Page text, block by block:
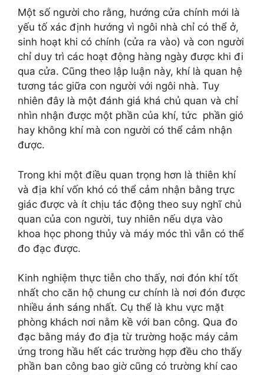
Một số người cho rằng, hướng cửa chính mới là
yếu tố xác định hướng vì ngôi nhà chỉ có thể ở,
sinh hoạt khi có chính (cửa ra vào) và con người
chỉ duy trì các hoạt động hàng ngày được khi đi
qua cửa. Cũng theo lập luận này, khí là quan hệ
tương tác giữa con người với ngôi nhà. Tuy
nhiên đây là một đánh giá khá chủ quan và chỉ
nhìn nhận được một phần của khí, tức phần gió
hay không khí mà con người có thể cảm nhận
được.
Trong khi một điều quan trọng hơn là thiên khí
và địa khí vốn khó có thể cảm nhận bằng trực
giác được và ít chịu tác động theo suy nghĩ chủ
quan của con người, tuy nhiên nếu dựa vào
khoa học phong thủy và máy móc thì vẫn có thể
đo đạc được.
Kinh nghiệm thực tiễn cho thấy, nơi đón khí tốt
nhất cho căn hộ chung cư chính là nơi đón được
nhiều ánh sáng nhất. Cụ thể là khu vực mặt
phòng khách nơi nằm kề với ban công. Qua đo
đạc bằng máy đo địa từ trường hoặc máy cảm
ứng trong hầu hết các trường hợp đều cho thấy
phần ban công bao giờ cũng có trường khí cao